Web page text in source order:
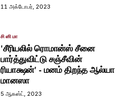
11 அக்டோபர், 2023
சினிமா
'சீரியலில் ரொமான்ஸ் சீனை
பார்த்துவிட்டு சஞ்சீவின்
ரியாக்ஷன்' - மனம் திறந்த ஆல்யா
மானஸா
5 ஆகஸ்ட், 2023